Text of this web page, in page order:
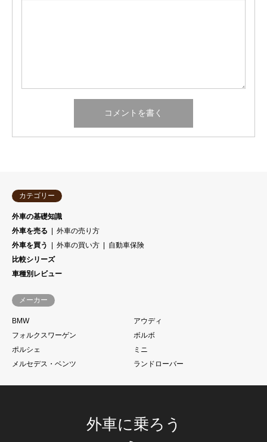
カテゴリー
外車の基礎知識
外車を売る
外車の売り方
外車を買う
外車の買い方
自動車保険
比較シリーズ
車種別レビュー
メーカー
BMW
アウディ
フォルクスワーゲン
ボルボ
ポルシェ
ミニ
メルセデス・ベンツ
ランドローバー
外車に乗ろう